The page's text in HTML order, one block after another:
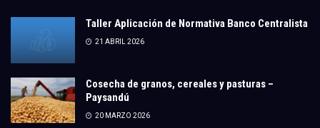
Taller Aplicación de Normativa Banco Centralista
21 ABRIL 2026
Cosecha de granos, cereales y pasturas –
Paysandú
20 MARZO 2026